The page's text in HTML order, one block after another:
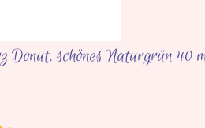
Donut, schönes Naturgrün 40